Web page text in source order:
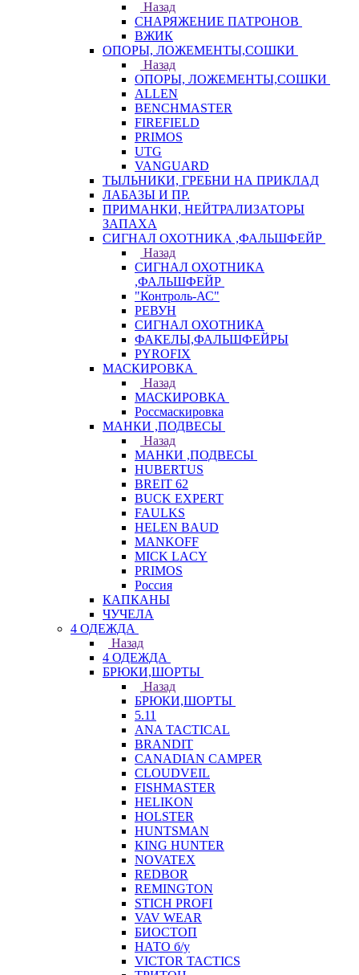
Назад
СНАРЯЖЕНИЕ ПАТРОНОВ
ВЖИК
ОПОРЫ, ЛОЖЕМЕНТЫ,СОШКИ
Назад
ОПОРЫ, ЛОЖЕМЕНТЫ,СОШКИ
ALLEN
BENCHMASTER
FIREFIELD
PRIMOS
UTG
VANGUARD
ТЫЛЬНИКИ, ГРЕБНИ НА ПРИКЛАД
ЛАБАЗЫ И ПР.
ПРИМАНКИ, НЕЙТРАЛИЗАТОРЫ
ЗАПАХА
СИГНАЛ ОХОТНИКА ,ФАЛЬШФЕЙР
Назад
СИГНАЛ ОХОТНИКА
,ФАЛЬШФЕЙР
"Контроль-АС"
РЕВУН
СИГНАЛ ОХОТНИКА
ФАКЕЛЫ,ФАЛЬШФЕЙРЫ
PYROFIX
МАСКИРОВКА
Назад
МАСКИРОВКА
Россмаскировка
МАНКИ ,ПОДВЕСЫ
Назад
МАНКИ ,ПОДВЕСЫ
HUBERTUS
BREIT 62
BUCK EXPERT
FAULKS
HELEN BAUD
MANKOFF
MICK LACY
PRIMOS
Россия
КАПКАНЫ
ЧУЧЕЛА
4 ОДЕЖДА
Назад
4 ОДЕЖДА
БРЮКИ,ШОРТЫ
Назад
БРЮКИ,ШОРТЫ
5.11
ANA TACTICAL
BRANDIT
CANADIAN CAMPER
CLOUDVEIL
FISHMASTER
HELIKON
HOLSTER
HUNTSMAN
KING HUNTER
NOVATEX
REDBOR
REMINGTON
STICH PROFI
VAV WEAR
БИОСТОП
НАТО б/у
VICTOR TACTICS